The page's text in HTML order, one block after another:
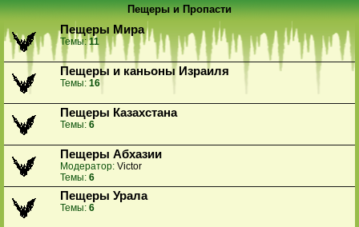
Пещеры и Пропасти
Пещеры Мира
Темы:11
Пещеры и каньоны Израиля
Темы: 16
Пещеры Казахстана
Темы: 6
Пещеры Абхазии
Модератор: Victor
Темы: 6
Пещеры Урала
Темы: 6